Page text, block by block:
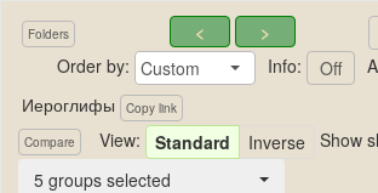
Folders
Order by: Custom Info: Off
Иероглифы
Copy link
Compare
View: Standard Inverse Show
5 groups selected
< >
Иероглифы